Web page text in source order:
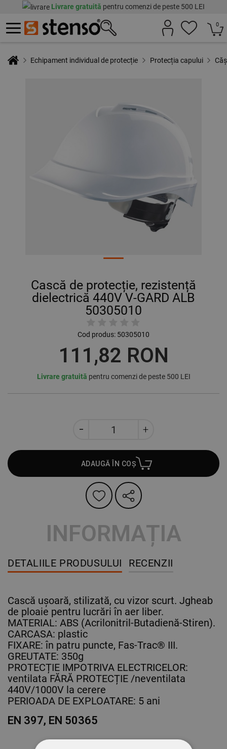
Livrare gratuită pentru comenzi de peste 500 LEI
0
Echipament individual de protecție Protecția capului
Cască de protecție, rezistență
dielectrică 440V V-GARD ALB
50305010
Cod produs: 50305010
111,82 RON
Livrare gratuită pentru comenzi de peste 500 LEI
ADAUGĂ ÎN COȘ
INFORMAȚIA
DETALIILE PRODUSULUI RECENZII
Cască ușoară, stilizată, cu vizor scurt. Jgheab
de ploaie pentru lucrări în aer liber.
MATERIAL: ABS (Acrilonitril-Butadienă-Stiren).
CARCASA: plastic
FIXARE: în patru puncte, Fas-Trac® III.
GREUTATE: 350g
PROTECȚIE IMPOTRIVA ELECTRICELOR:
ventilata FĂRĂ PROTECȚIE /neventilata
440V/1000V la cerere
PERIOADA DE EXPLOATARE: 5 ani
EN 397, EN 50365